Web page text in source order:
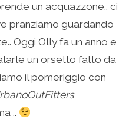
un acquazzone.. ci
pranziamo guardando
Oggi Olly fa un anno e
un orsetto fatto da
il pomeriggio con
..